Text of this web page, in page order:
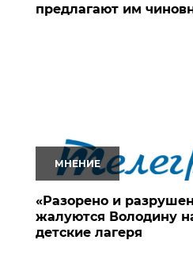
предлагают им
МНЕНИЕ
«Разорено и
жалуются Володину
детские лагеря